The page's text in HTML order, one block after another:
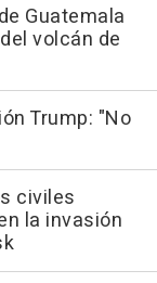
Guatemala
volcán de
Trump: "No
civiles
la invasión